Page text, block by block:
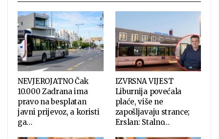
NEVJEROJATNO Čak
10.000 Zadrana ima
pravo na besplatan
javni prijevoz, a koristi
ga…
IZVRSNA VIJEST
Liburnija povećala
plaće, više ne
zapošljavaju strance;
Erslan: Stalno…